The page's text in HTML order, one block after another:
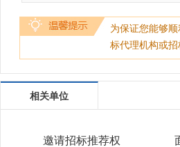
为保证您能够
标代理机构或招
相关单位
邀请招标推荐权